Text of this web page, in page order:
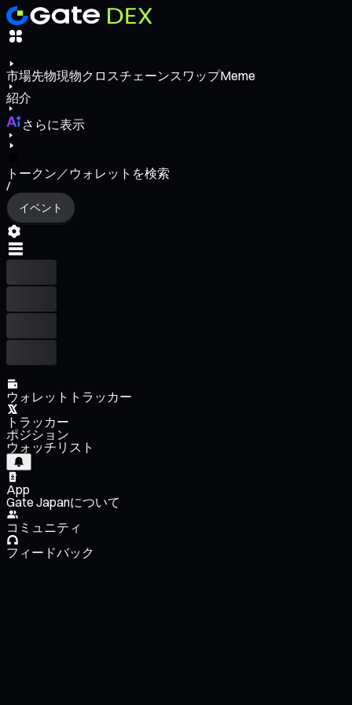
市場先物現物クロスチェーンスワップMeme
紹介
さらに表示
トークン／ウォレットを検索
/
イベント
ウォレットトラッカー
トラッカー
ポジション
ウォッチリスト
App
Gate Japanについて
コミュニティ
フィードバック